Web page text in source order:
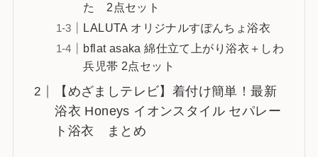
た 2点セット
LALUTA オリジナルすぽんちょ浴衣
bflat asaka 綿仕立て上がり浴衣＋しわ
兵児帯 2点セット
【めざましテレビ】着付け簡単！最新
浴衣 Honeys イオンスタイル セパレー
ト浴衣 まとめ